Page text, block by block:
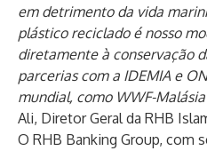
em detrimento da vida
plástico reciclado é nosso
diretamente à conservação
parcerias com a IDEMIA e
mundial, como WWF-
Ali, Diretor Geral da RHB
O RHB Banking Group, com